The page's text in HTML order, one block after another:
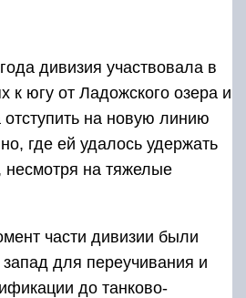
дивизия участвовала в
к югу от Ладожского озера и
на новую линию
где ей удалось удержать
на тяжелые
части дивизии были
для переучивания и
до танково-